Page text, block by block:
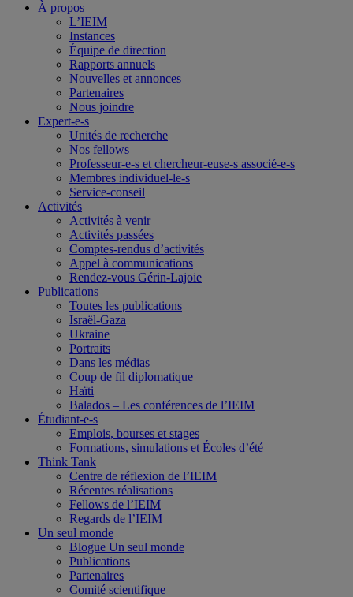
À propos
L’IEIM
Instances
Équipe de direction
Rapports annuels
Nouvelles et annonces
Partenaires
Nous joindre
Expert-e-s
Unités de recherche
Nos fellows
Professeur-e-s et chercheur-euse-s associé-e-s
Membres individuel-le-s
Service-conseil
Activités
Activités à venir
Activités passées
Comptes-rendus d’activités
Appel à communications
Rendez-vous Gérin-Lajoie
Publications
Toutes les publications
Israël-Gaza
Ukraine
Portraits
Dans les médias
Coup de fil diplomatique
Haïti
Balados – Les conférences de l’IEIM
Étudiant-e-s
Emplois, bourses et stages
Formations, simulations et Écoles d’été
Think Tank
Centre de réflexion de l’IEIM
Récentes réalisations
Fellows de l’IEIM
Regards de l’IEIM
Un seul monde
Blogue Un seul monde
Publications
Partenaires
Comité scientifique